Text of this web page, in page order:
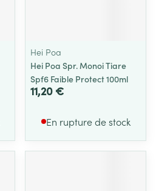
Hei Poa
Hei Poa Spr. Monoi Tiare
Spf6 Faible Protect 100ml
11,20 €
En rupture de stock